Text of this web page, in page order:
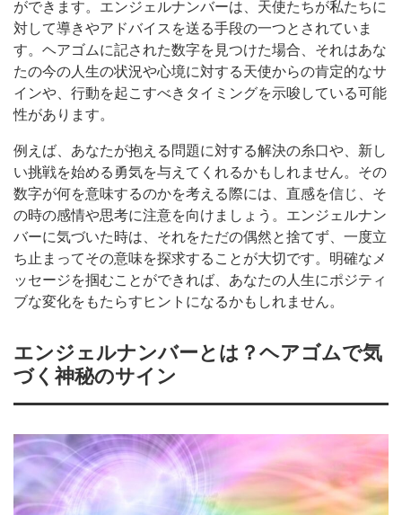
ができます。エンジェルナンバーは、天使たちが私たちに
対して導きやアドバイスを送る手段の一つとされていま
す。ヘアゴムに記された数字を見つけた場合、それはあな
たの今の人生の状況や心境に対する天使からの肯定的なサ
インや、行動を起こすべきタイミングを示唆している可能
性があります。
例えば、あなたが抱える問題に対する解決の糸口や、新し
い挑戦を始める勇気を与えてくれるかもしれません。その
数字が何を意味するのかを考える際には、直感を信じ、そ
の時の感情や思考に注意を向けましょう。エンジェルナン
バーに気づいた時は、それをただの偶然と捨てず、一度立
ち止まってその意味を探求することが大切です。明確なメ
ッセージを掴むことができれば、あなたの人生にポジティ
ブな変化をもたらすヒントになるかもしれません。
エンジェルナンバーとは？ヘアゴムで気
づく神秘のサイン